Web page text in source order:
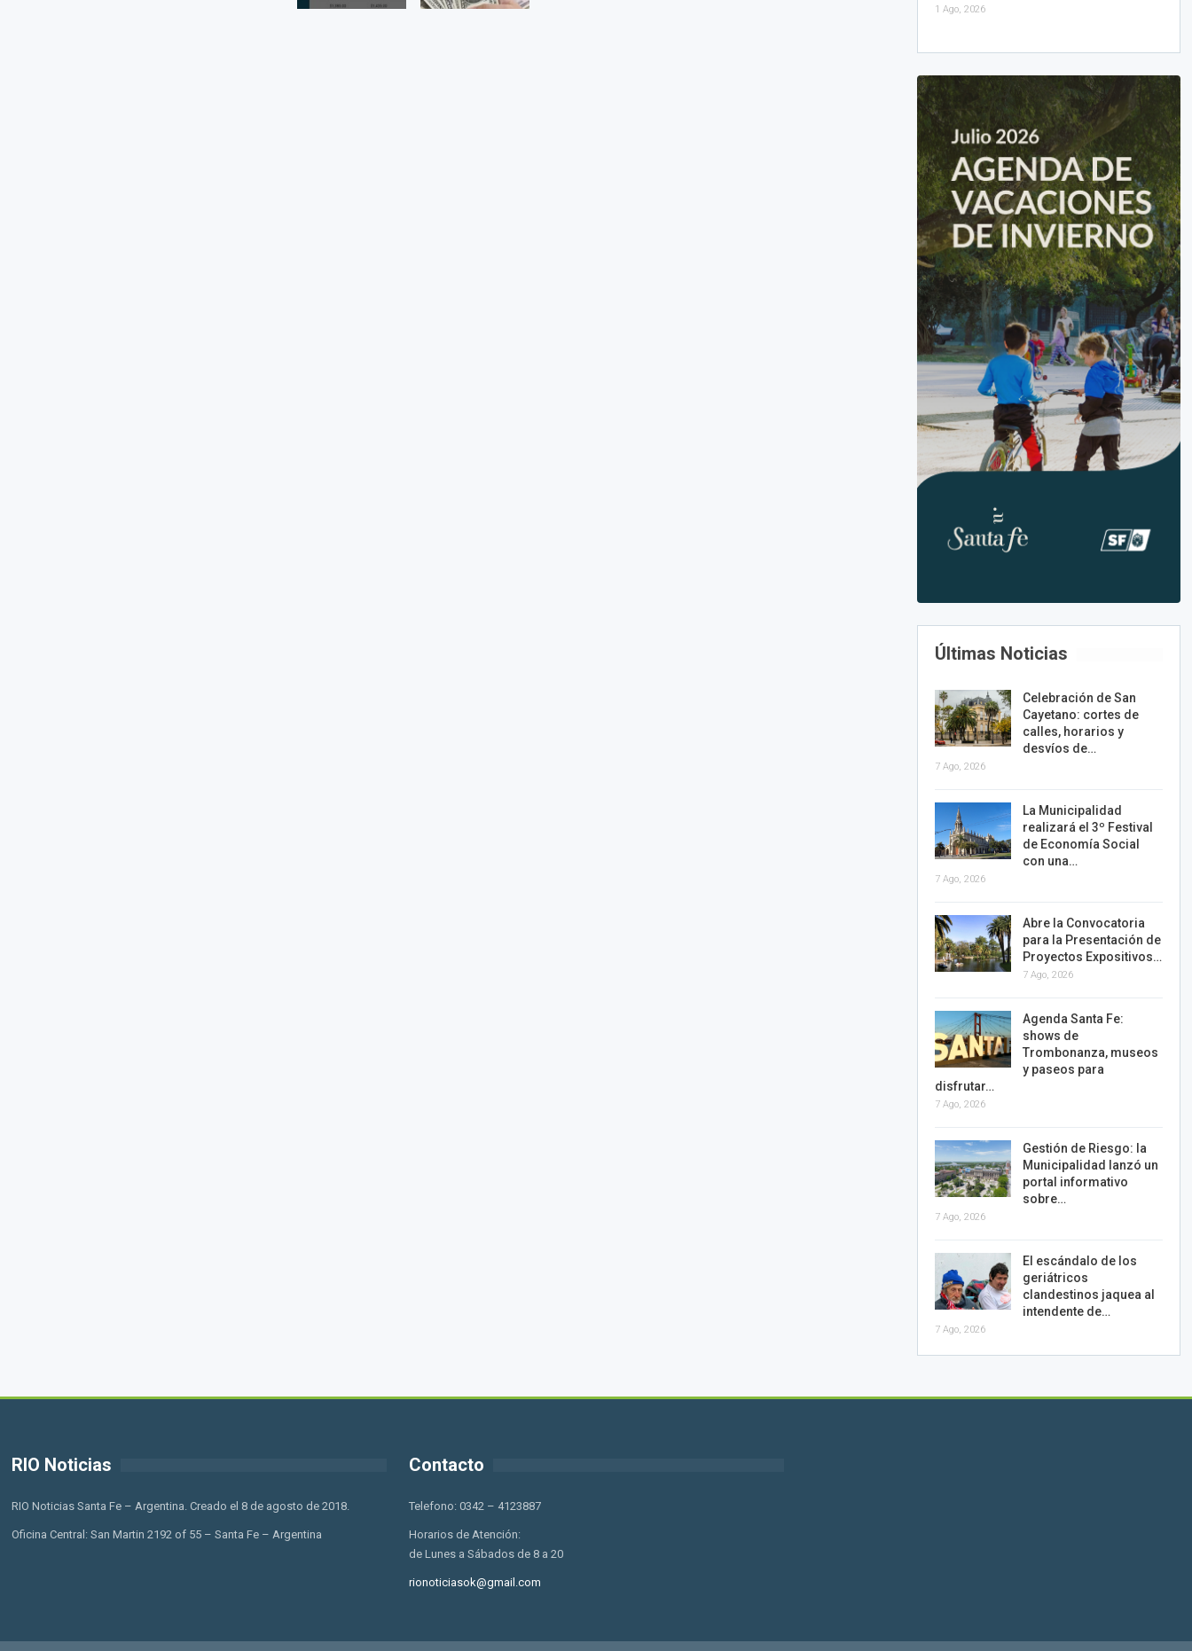
1 Ago, 2026
Últimas Noticias
Celebración de San
Cayetano: cortes de
calles, horarios y
desvíos de…
7 Ago, 2026
La Municipalidad
realizará el 3º Festival
de Economía Social
con una…
7 Ago, 2026
Abre la Convocatoria
para la Presentación de
Proyectos Expositivos…
7 Ago, 2026
Agenda Santa Fe:
shows de
Trombonanza, museos
y paseos para
disfrutar…
7 Ago, 2026
Gestión de Riesgo: la
Municipalidad lanzó un
portal informativo
sobre…
7 Ago, 2026
El escándalo de los
geriátricos
clandestinos jaquea al
intendente de…
7 Ago, 2026
RIO Noticias
RIO Noticias Santa Fe – Argentina. Creado el 8 de agosto de 2018.
Oficina Central: San Martin 2192 of 55 – Santa Fe – Argentina
Contacto
Telefono: 0342 – 4123887
Horarios de Atención:
de Lunes a Sábados de 8 a 20
rionoticiasok@gmail.com